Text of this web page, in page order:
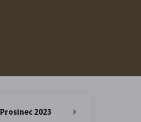
Prosinec 2023
»